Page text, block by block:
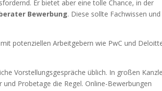
Er bietet aber eine tolle Chance, in der
Bewerbung. Diese sollte Fachwissen und
potenziellen Arbeitgebern wie PwC und
Vorstellungsgespräche üblich. In großen
Probetage die Regel. Online-Bewerbungen